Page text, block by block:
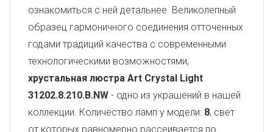
ознакомиться с ней детальнее. Великолепный
образец гармоничного соединения отточенных
годами традиций качества с современными
технологическими возможностями,
хрустальная люстра Art Crystal Light
31202.8.210.B.NW - одно из украшений в нашей
коллекции. Количество ламп у модели: 8, свет
от которых равномерно рассеивается по